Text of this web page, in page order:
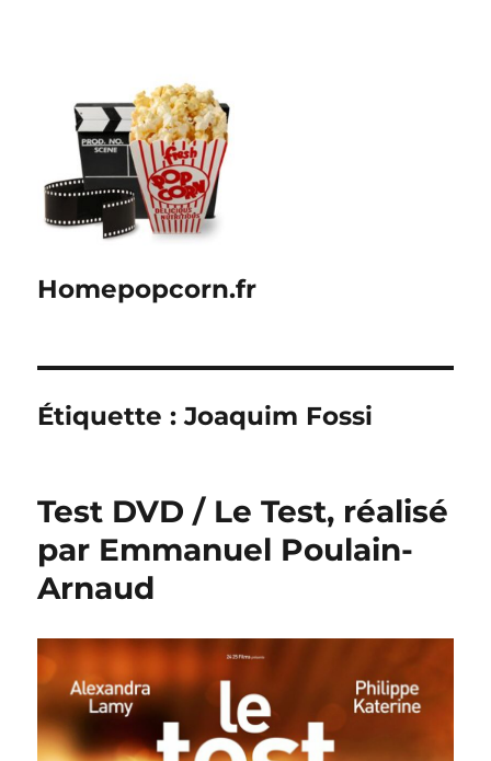
Homepopcorn.fr
Étiquette :Joaquim Fossi
Test DVD / Le Test, réalisé
par Emmanuel Poulain-
Arnaud